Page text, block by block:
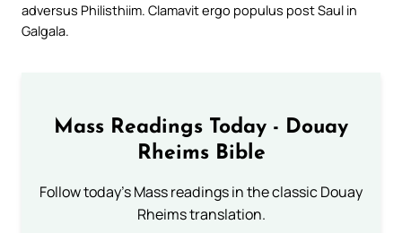
adversus Philisthiim. Clamavit ergo populus post Saul in
Galgala.
Mass Readings Today - Douay
Rheims Bible
Follow today's Mass readings in the classic Douay
Rheims translation.